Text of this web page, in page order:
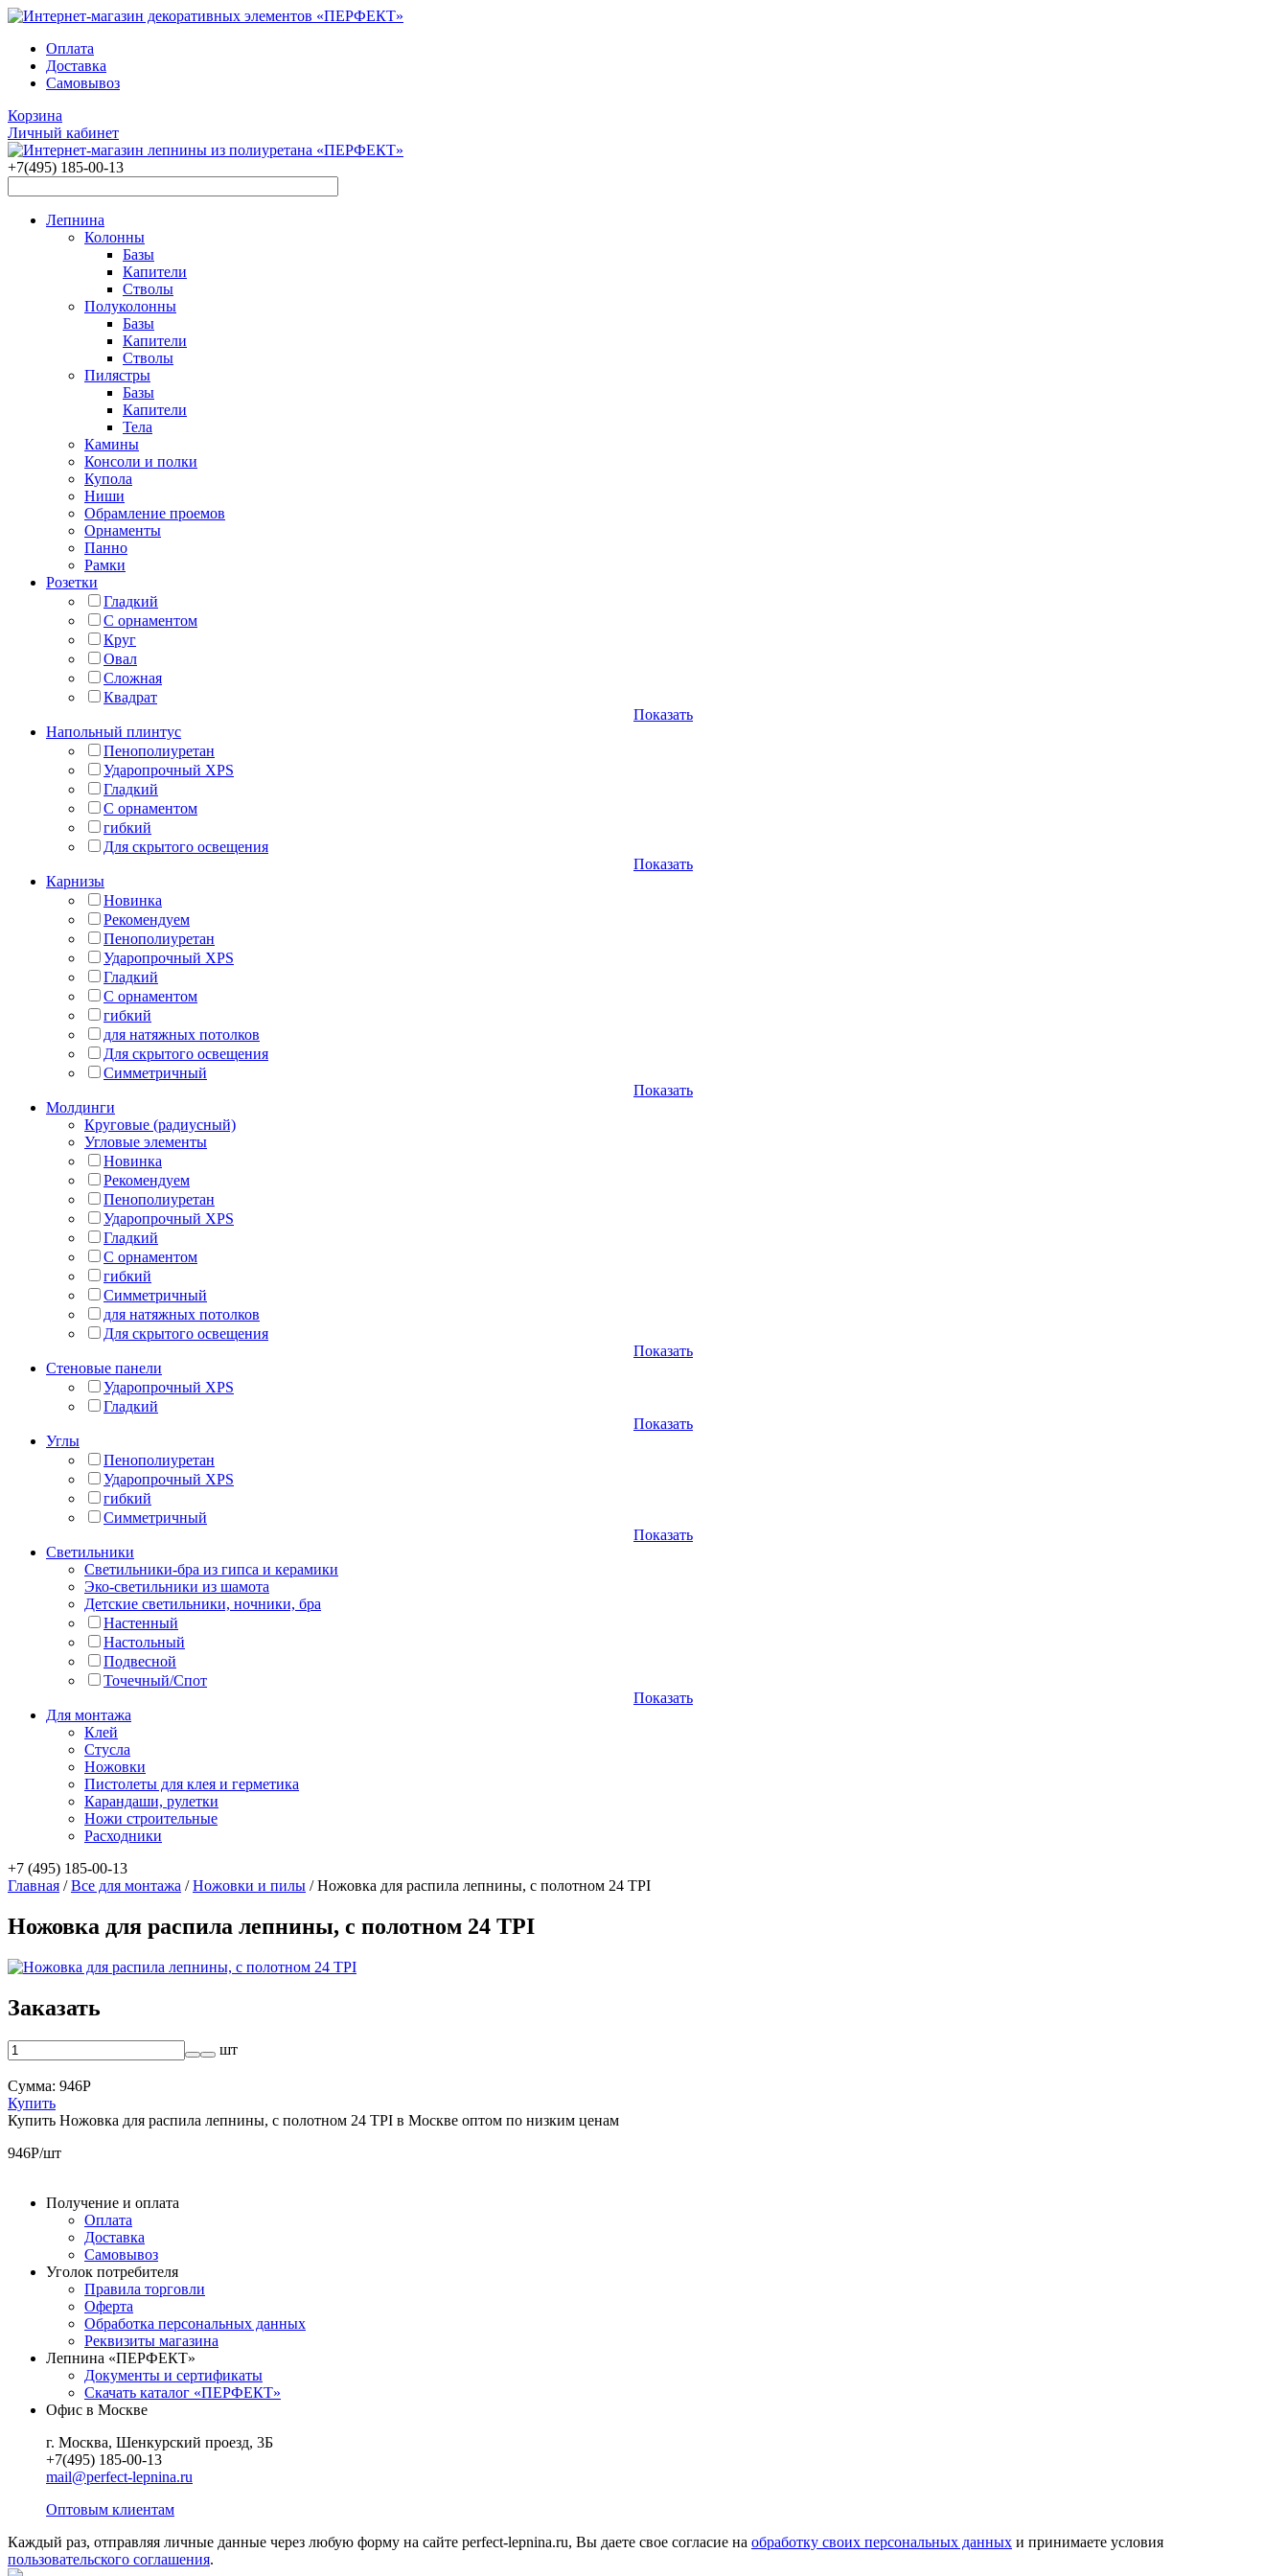
Оплата
Доставка
Самовывоз
Корзина
Личный кабинет
+7(495) 185-00-13
Лепнина
Колонны
Базы
Капители
Стволы
Полуколонны
Базы
Капители
Стволы
Пилястры
Базы
Капители
Тела
Камины
Консоли и полки
Купола
Ниши
Обрамление проемов
Орнаменты
Панно
Рамки
Розетки
Гладкий
С орнаментом
Круг
Овал
Сложная
Квадрат
Показать
Напольный плинтус
Пенополиуретан
Ударопрочный XPS
Гладкий
С орнаментом
гибкий
Для скрытого освещения
Показать
Карнизы
Новинка
Рекомендуем
Пенополиуретан
Ударопрочный XPS
Гладкий
С орнаментом
гибкий
для натяжных потолков
Для скрытого освещения
Симметричный
Показать
Молдинги
Круговые (радиусный)
Угловые элементы
Новинка
Рекомендуем
Пенополиуретан
Ударопрочный XPS
Гладкий
С орнаментом
гибкий
Симметричный
для натяжных потолков
Для скрытого освещения
Показать
Стеновые панели
Ударопрочный XPS
Гладкий
Показать
Углы
Пенополиуретан
Ударопрочный XPS
гибкий
Симметричный
Показать
Светильники
Светильники-бра из гипса и керамики
Эко-светильники из шамота
Детские светильники, ночники, бра
Настенный
Настольный
Подвесной
Точечный/Спот
Показать
Для монтажа
Клей
Стусла
Ножовки
Пистолеты для клея и герметика
Карандаши, рулетки
Ножи строительные
Расходники
+7 (495) 185-00-13
Главная /Все для монтажа /Ножовки и пилы /Ножовка для распила лепнины, с полотном 24 TPI
Ножовка для распила лепнины, с полотном 24 TPI
Заказать
шт
Сумма: 946Р
Купить
Купить Ножовка для распила лепнины, с полотном 24 TPI в Москве оптом по низким ценам
946Р/шт
Получение и оплата
Оплата
Доставка
Самовывоз
Уголок потребителя
Правила торговли
Оферта
Обработка персональных данных
Реквизиты магазина
Лепнина «ПЕРФЕКТ»
Документы и сертификаты
Скачать каталог «ПЕРФЕКТ»
Офис в Москве
г. Москва, Шенкурский проезд, 3Б
+7(495) 185-00-13
mail@perfect-lepnina.ru
Оптовым клиентам
Каждый раз, отправляя личные данные через любую форму на сайте perfect-lepnina.ru, Вы даете свое согласие на обработку своих персональных данных и принимаете условия
пользовательского соглашения.